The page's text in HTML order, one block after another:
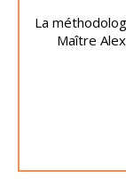
La
Maître